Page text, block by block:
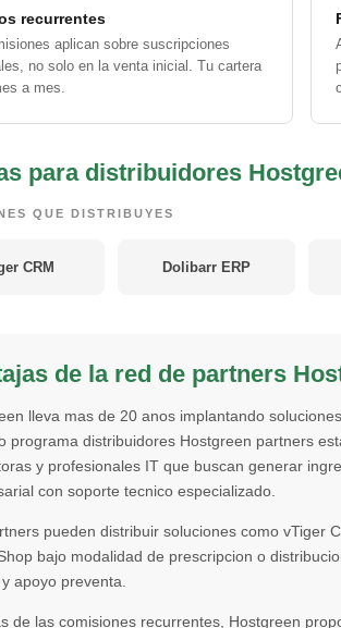
recurrentes
aplican sobre suscripciones
no solo en la venta inicial. Tu cartera
a mes.
para distribuidores
QUE DISTRIBUYES
CRM Dolibarr ERP
de la red de partners
lleva mas de 20 anos implantando
programa distribuidores Hostgreen partners
y profesionales IT que buscan generar
con soporte tecnico especializado.
pueden distribuir soluciones como vTiger
bajo modalidad de prescripcion o
apoyo preventa.
de las comisiones recurrentes, Hostgreen